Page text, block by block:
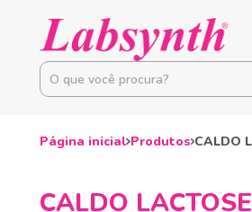
Página inicial Produtos CALDO
CALDO LACTOSE